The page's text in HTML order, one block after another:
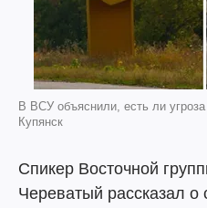
В ВСУ объяснили, есть ли
Купянск
Спикер Восточной
Череватый рассказал о